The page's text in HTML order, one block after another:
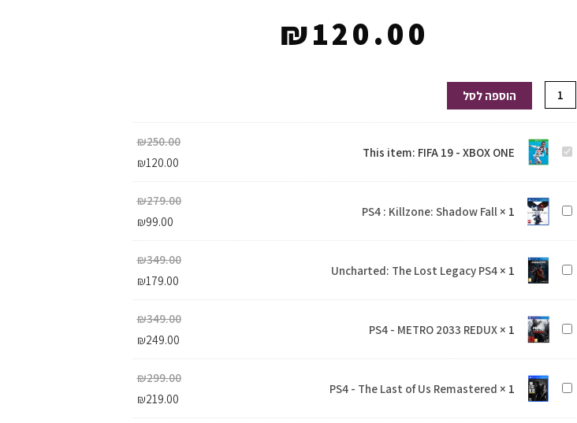
₪120.00
כמות
של
19
XBOX
ONE
הוספה לסל
FIFA
XBOX
ONE
This item: FIFA 19 - XBOX ONE
₪250.00
₪120.00
PS4
Killzone:
Shadow
Fall
1
×
PS4 : Killzone: Shadow Fall
₪279.00
₪99.00
Uncharted:
Lost
Legacy
PS4
1
×
Uncharted: The Lost Legacy PS4
₪349.00
₪179.00
PS4
METRO
2033
REDUX
1
×
PS4 - METRO 2033 REDUX
₪349.00
₪249.00
PS4
1
×
PS4 - The Last of Us Remastered
₪299.00
₪219.00